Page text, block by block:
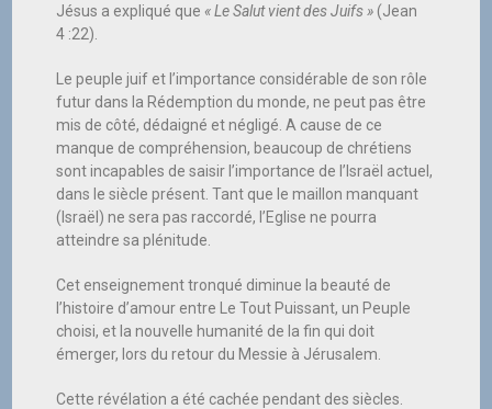
Jésus a expliqué que « Le Salut vient des Juifs »(Jean
4 :22).
Le peuple juif et l’importance considérable de son rôle
futur dans la Rédemption du monde, ne peut pas être
mis de côté, dédaigné et négligé. A cause de ce
manque de compréhension, beaucoup de chrétiens
sont incapables de saisir l’importance de l’Israël actuel,
dans le siècle présent. Tant que le maillon manquant
(Israël) ne sera pas raccordé, l’Eglise ne pourra
atteindre sa plénitude.
Cet enseignement tronqué diminue la beauté de
l’histoire d’amour entre Le Tout Puissant, un Peuple
choisi, et la nouvelle humanité de la fin qui doit
émerger, lors du retour du Messie à Jérusalem.
Cette révélation a été cachée pendant des siècles.